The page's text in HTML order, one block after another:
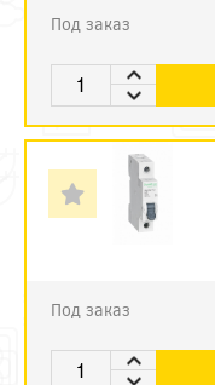
Под заказ
Под заказ